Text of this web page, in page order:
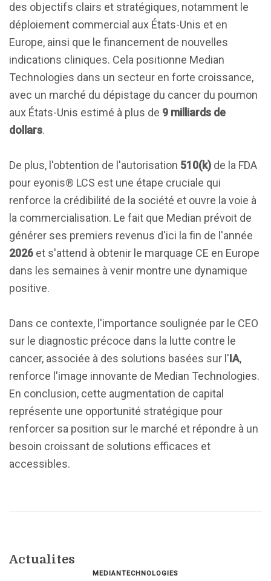
des objectifs clairs et stratégiques, notamment le
déploiement commercial aux États-Unis et en
Europe, ainsi que le financement de nouvelles
indications cliniques. Cela positionne Median
Technologies dans un secteur en forte croissance,
avec un marché du dépistage du cancer du poumon
aux États-Unis estimé à plus de 9 milliards de
dollars.
De plus, l'obtention de l'autorisation 510(k) de la FDA
pour eyonis® LCS est une étape cruciale qui
renforce la crédibilité de la société et ouvre la voie à
la commercialisation. Le fait que Median prévoit de
générer ses premiers revenus d'ici la fin de l'année
2026 et s'attend à obtenir le marquage CE en Europe
dans les semaines à venir montre une dynamique
positive.
Dans ce contexte, l'importance soulignée par le CEO
sur le diagnostic précoce dans la lutte contre le
cancer, associée à des solutions basées sur l'IA,
renforce l'image innovante de Median Technologies.
En conclusion, cette augmentation de capital
représente une opportunité stratégique pour
renforcer sa position sur le marché et répondre à un
besoin croissant de solutions efficaces et
accessibles.
Actualites
MEDIANTECHNOLOGIES